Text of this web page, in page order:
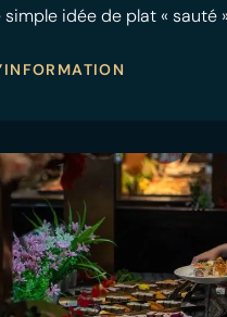
simple idée de plat « sauté